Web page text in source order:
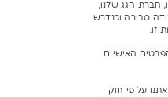
חברת הגג שלנו,
סבירה וכנדרש
זו.
האישיים
על פי חוק